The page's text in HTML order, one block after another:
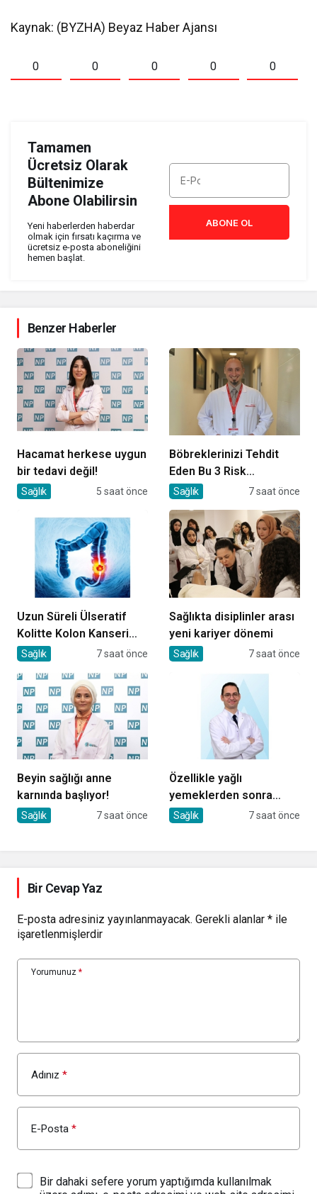
Kaynak: (BYZHA) Beyaz Haber Ajansı
0 0 0 0 0
Tamamen
Ücretsiz Olarak
Bültenimize
Abone Olabilirsin
Yeni haberlerden haberdar
olmak için fırsatı kaçırma ve
ücretsiz e-posta aboneliğini
hemen başlat.
ABONE OL
Benzer Haberler
Hacamat herkese uygun
bir tedavi değil!
Sağlık 5 saat önce
Böbreklerinizi Tehdit
Eden Bu 3 Risk
Faktörüne Dikkat!
Sağlık 7 saat önce
Uzun Süreli Ülseratif
Kolitte Kolon Kanseri
Riski Artıyor mu?
Sağlık 7 saat önce
Sağlıkta disiplinler arası
yeni kariyer dönemi
Sağlık 7 saat önce
Beyin sağlığı anne
karnında başlıyor!
Sağlık 7 saat önce
Özellikle yağlı
yemeklerden sonra
başlıyorsa, gecikmeyin
Sağlık 7 saat önce
Bir Cevap Yaz
E-posta adresiniz yayınlanmayacak. Gerekli alanlar * ile
işaretlenmişlerdir
Yorumunuz *
Adınız *
E-Posta *
Bir dahaki sefere yorum yaptığımda kullanılmak